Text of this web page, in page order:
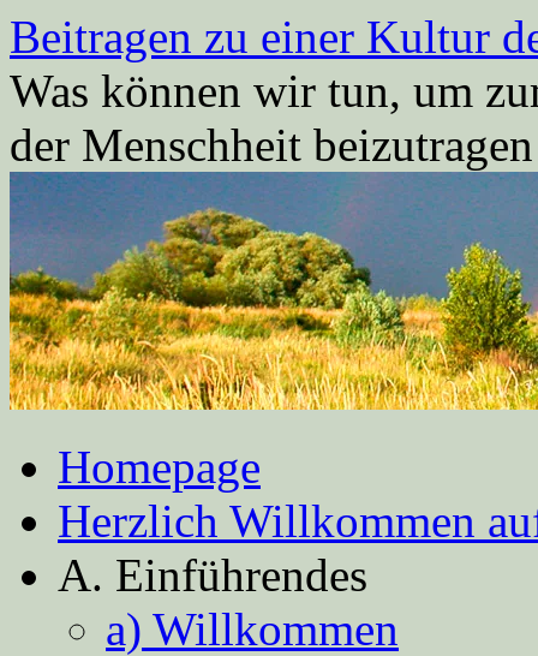
Zum
Inhalt
springen
Beitragen zu einer Kultur
Was können wir tun, um
der Menschheit
Homepage
Herzlich Willkommen
A. Einführendes
a) Willkommen